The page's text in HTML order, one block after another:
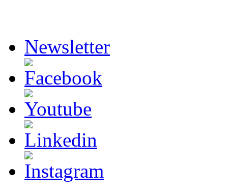
Newsletter